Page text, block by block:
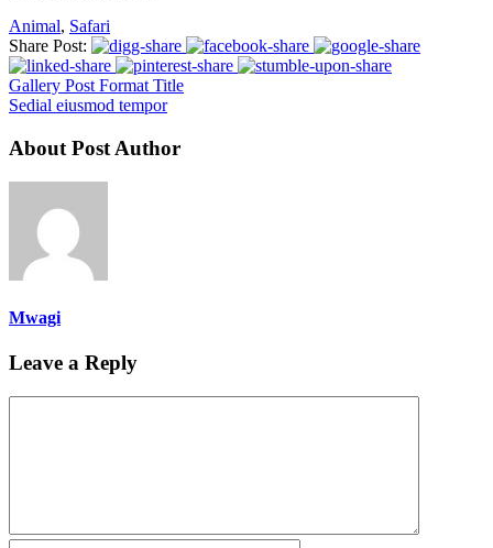
Animal, Safari
Share Post:
Gallery Post Format Title
Sedial eiusmod tempor
About Post Author
Mwagi
Leave a Reply